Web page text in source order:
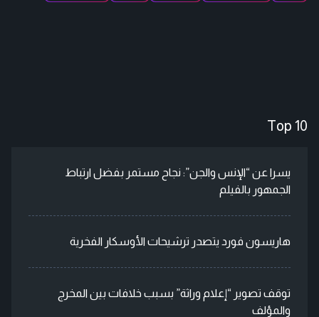
Top 10
يسرا عن “الإنس والجن”: نجاح مستمر بفضل ارتباط
الجمهور بالفيلم
هاريسون فورد يتصدر ترشيحات الأوسكار الفخرية
توقف تصوير “إعلام وراثة” بسبب خلافات بين المخرج
والمؤلف